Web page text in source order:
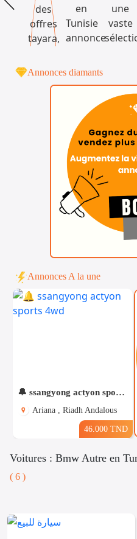
Annonces diamants
Annonces A la une
🔔 ssangyong actyon sports 4wd
Ariana , Riadh Andalous
46.000 TND
Voitures : Bmw Autre en
( 6 )